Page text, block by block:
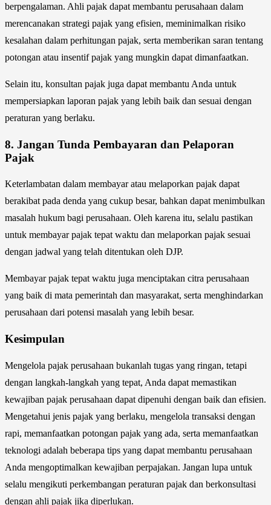
berpengalaman. Ahli pajak dapat membantu perusahaan dalam
merencanakan strategi pajak yang efisien, meminimalkan risiko
kesalahan dalam perhitungan pajak, serta memberikan saran tentang
potongan atau insentif pajak yang mungkin dapat dimanfaatkan.
Selain itu, konsultan pajak juga dapat membantu Anda untuk
mempersiapkan laporan pajak yang lebih baik dan sesuai dengan
peraturan yang berlaku.
8. Jangan Tunda Pembayaran dan Pelaporan
Pajak
Keterlambatan dalam membayar atau melaporkan pajak dapat
berakibat pada denda yang cukup besar, bahkan dapat menimbulkan
masalah hukum bagi perusahaan. Oleh karena itu, selalu pastikan
untuk membayar pajak tepat waktu dan melaporkan pajak sesuai
dengan jadwal yang telah ditentukan oleh DJP.
Membayar pajak tepat waktu juga menciptakan citra perusahaan
yang baik di mata pemerintah dan masyarakat, serta menghindarkan
perusahaan dari potensi masalah yang lebih besar.
Kesimpulan
Mengelola pajak perusahaan bukanlah tugas yang ringan, tetapi
dengan langkah-langkah yang tepat, Anda dapat memastikan
kewajiban pajak perusahaan dapat dipenuhi dengan baik dan efisien.
Mengetahui jenis pajak yang berlaku, mengelola transaksi dengan
rapi, memanfaatkan potongan pajak yang ada, serta memanfaatkan
teknologi adalah beberapa tips yang dapat membantu perusahaan
Anda mengoptimalkan kewajiban perpajakan. Jangan lupa untuk
selalu mengikuti perkembangan peraturan pajak dan berkonsultasi
dengan ahli pajak jika diperlukan.